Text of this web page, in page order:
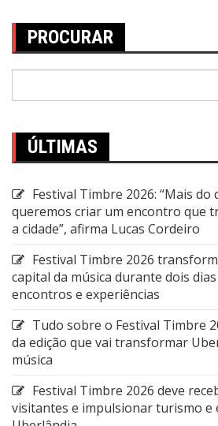
PROCURAR
ÚLTIMAS
Festival Timbre 2026: “Mais do
queremos criar um encontro que
a cidade”, afirma Lucas Cordeiro
Festival Timbre 2026
capital da música durante dois
encontros e experiências
Tudo sobre o Festival Timbre
da edição que vai transformar
música
Festival Timbre 2026 deve
visitantes e impulsionar turismo e